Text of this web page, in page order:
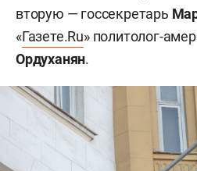
вторую — госсекретарь
«Газете.Ru» политолог-
Ордуханян.